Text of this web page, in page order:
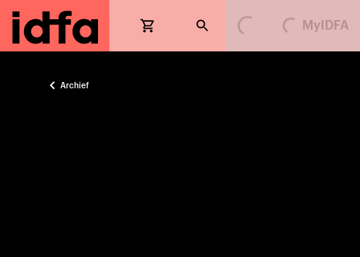
Loading...Loading...
MyIDFA
Archief